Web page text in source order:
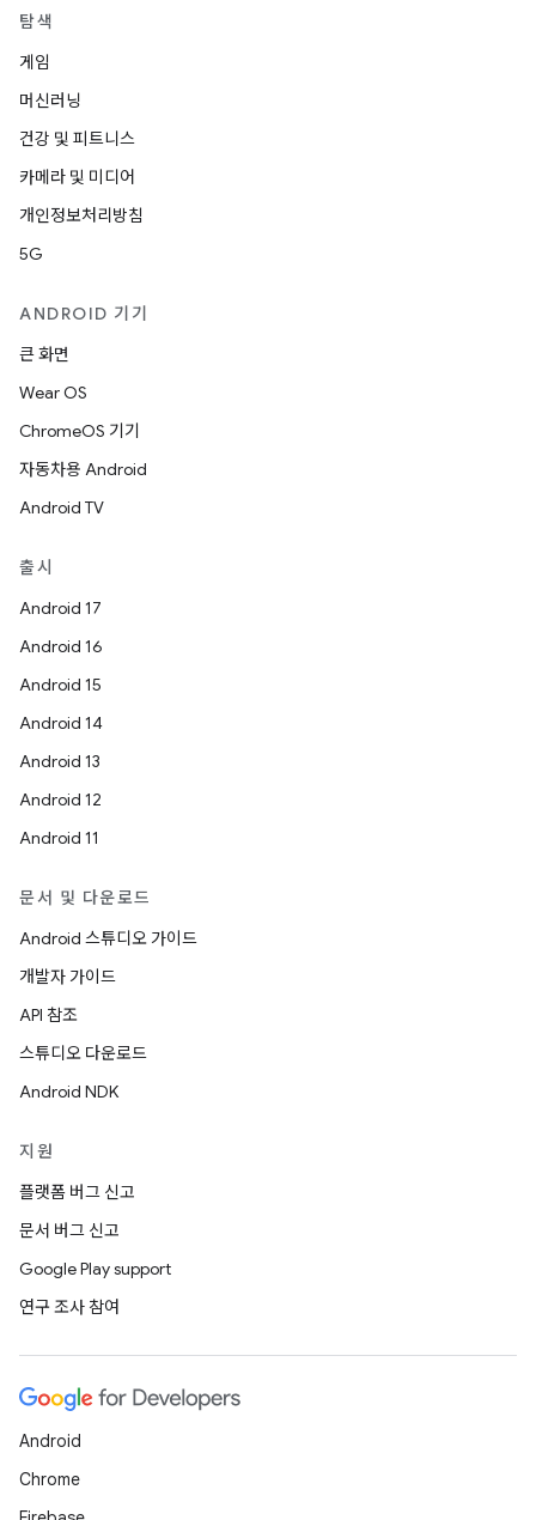
탐색
게임
머신러닝
건강 및 피트니스
카메라 및 미디어
개인정보처리방침
5G
ANDROID 기기
큰 화면
Wear OS
ChromeOS 기기
자동차용 Android
Android TV
출시
Android 17
Android 16
Android 15
Android 14
Android 13
Android 12
Android 11
문서 및 다운로드
Android 스튜디오 가이드
개발자 가이드
API 참조
스튜디오 다운로드
Android NDK
지원
플랫폼 버그 신고
문서 버그 신고
Google Play support
연구 조사 참여
Android
Chrome